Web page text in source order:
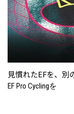
見慣れたEFを、別
EF Pro Cyclingを